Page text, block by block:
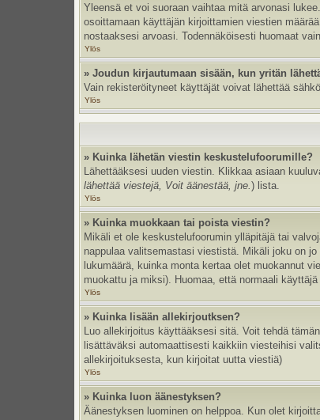
Yleensä et voi suoraan vaihtaa mitä arvonasi
osoittamaan käyttäjän kirjoittamien viestien
nostaaksesi arvoasi. Todennäköisesti huomaat
Ylös
» Joudun kirjautumaan sisään, kun yritän
Vain rekisteröityneet käyttäjät voivat lähettää
Ylös
» Kuinka lähetän viestin keskustelufoorumille?
Lähettääksesi uuden viestin. Klikkaa asiaan
lähettää viestejä, Voit äänestää, jne.) lista.
Ylös
» Kuinka muokkaan tai poista viestin?
Mikäli et ole keskustelufoorumin ylläpitäjä tai
nappulaa valitsemastasi viestistä. Mikäli joku on
lukumäärä, kuinka monta kertaa olet muokannut
muokattu ja miksi). Huomaa, että normaali
Ylös
» Kuinka lisään allekirjoutksen?
Luo allekirjoitus käyttääksesi sitä. Voit tehdä
lisättäväksi automaattisesti kaikkiin viesteihisi
allekirjoituksesta, kun kirjoitat uutta viestiä)
Ylös
» Kuinka luon äänestyksen?
Äänestyksen luominen on helppoa. Kun olet